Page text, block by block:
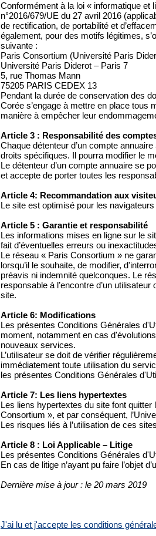
Conformément à la loi « informatique et
n°2016/679/UE du 27 avril 2016
de rectification, de portabilité et
également, pour des motifs légitimes,
suivante :
Paris Consortium (Université Paris
Université Paris Diderot – Paris 7
5, rue Thomas Mann
75205 PARIS CEDEX 13
Pendant la durée de conservation des
Corée s’engage à mettre en place tous
manière à empêcher leur
Article 3 : Responsabilité des
Chaque détenteur d’un compte
droits spécifiques. Il pourra modifier le
Le détenteur d’un compte annuaire se
et accepte de porter toutes les
Article 4: Recommandation aux
Le site est optimisé pour les
Article 5 : Garantie et responsabilité
Les informations mises en ligne sur le
fait d’éventuelles erreurs ou
Le réseau « Paris Consortium » ne
lorsqu’il le souhaite, de modifier,
préavis ni indemnité quelconques. Le
responsable à l’encontre d’un
site.
Article 6: Modifications
Les présentes Conditions Générales
moment, notamment en cas
nouveaux services.
L’utilisateur se doit de vérifier
immédiatement toute utilisation du
les présentes Conditions Générales
Article 7: Les liens hypertextes
Les liens hypertextes du site font
Consortium », et par conséquent,
Les risques liés à l’utilisation de ces
Article 8 : Loi Applicable – Litige
Les présentes Conditions Générales
En cas de litige n’ayant pu faire l’objet
Dernière mise à jour : le 20 mars 2019
J'ai lu et j'accepte les conditions